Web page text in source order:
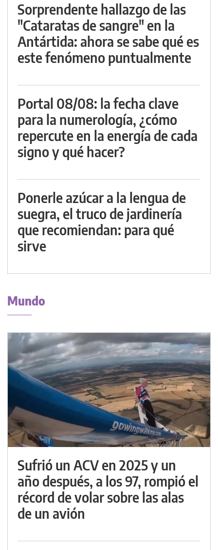
Sorprendente hallazgo de las
"Cataratas de sangre" en la
Antártida: ahora se sabe qué es
este fenómeno puntualmente
Portal 08/08: la fecha clave
para la numerología, ¿cómo
repercute en la energía de cada
signo y qué hacer?
Ponerle azúcar a la lengua de
suegra, el truco de jardinería
que recomiendan: para qué
sirve
Mundo
Sufrió un ACV en 2025 y un
año después, a los 97, rompió el
récord de volar sobre las alas
de un avión